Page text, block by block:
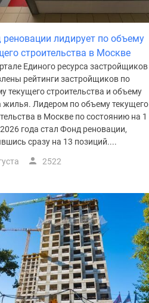
лидирует по объему
строительства в Москве
Единого ресурса застройщиков
рейтинги застройщиков по
текущего строительства и объему
жилья. Лидером по объему текущего
в Москве по состоянию на 1
года стал Фонд реновации,
сразу на 13 позиций....
2522